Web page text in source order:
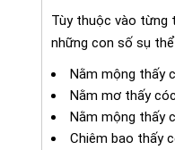
Tùy thuộc vào từng
những con số sụ
Nằm mộng thấy
Nằm mơ thấy
Nằm mộng thấy
Chiêm bao thấy